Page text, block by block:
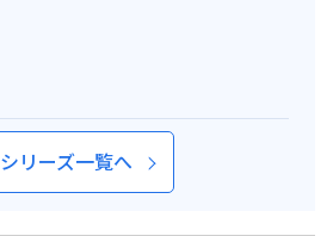
シリーズ一覧へ